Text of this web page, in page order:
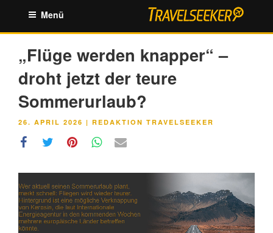
springen
Menü
„Flüge werden knapper“ –
droht jetzt der teure
Sommerurlaub?
VERÖFFENTLICHT
26. APRIL 2026 | REDAKTION TRAVELSEEKER
Link Embed